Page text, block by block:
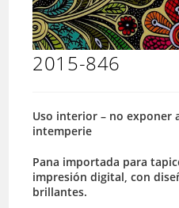
2015-846
Uso interior – no exponer
intemperie
Pana importada para
impresión digital, con
brillantes.